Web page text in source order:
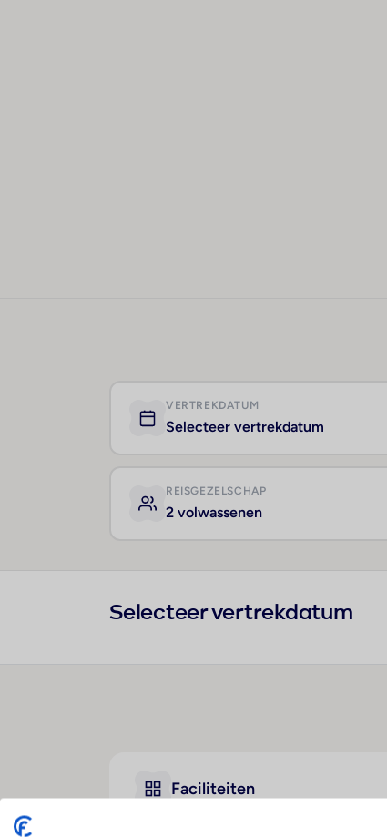
VERTREKDATUM
Selecteer vertrekdatum
REISGEZELSCHAP
2 volwassenen
Selecteer vertrekdatum
Faciliteiten